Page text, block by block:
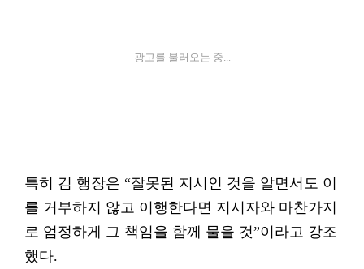
광고를 불러오는 중...
특히 김 행장은 “잘못된 지시인 것을 알면서도 이
를 거부하지 않고 이행한다면 지시자와 마찬가지
로 엄정하게 그 책임을 함께 물을 것”이라고 강조
했다.